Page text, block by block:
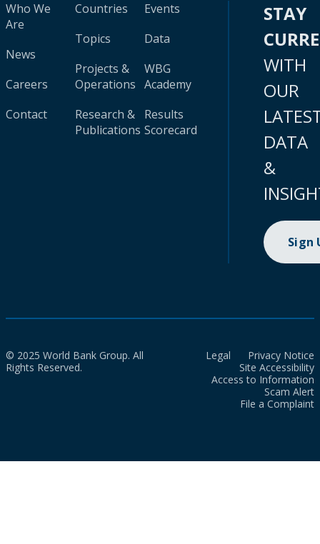
Who We
Are
News
Careers
Contact
Countries
Topics
Projects &
Operations
Research &
Publications
Events
Data
WBG
Academy
Results
Scorecard
STAY
WITH
OUR
DATA
&
Sign
© 2025 World Bank Group. All
Rights Reserved.
Legal
Privacy Notice
Site Accessibility
Access to Information
Scam Alert
File a Complaint